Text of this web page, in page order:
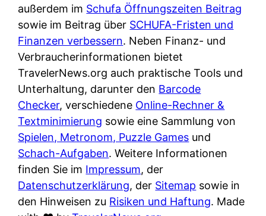
t
e
e
t
s
i
e
c
h
e
n
t
i
s
c
h
e
n
d
e
außerdem im Schufa Öffnungszeiten Beitrag
sowie im Beitrag über SCHUFA-Fristen und
Finanzen verbessern. Neben Finanz- und
Verbraucherinformationen bietet
TravelerNews.org auch praktische Tools und
Unterhaltung, darunter den Barcode
Checker, verschiedene Online-Rechner &
Textminimierung sowie eine Sammlung von
Spielen, Metronom, Puzzle Games und
Schach-Aufgaben. Weitere Informationen
finden Sie im Impressum, der
Datenschutzerklärung, der Sitemap sowie in
den Hinweisen zu Risiken und Haftung. Made